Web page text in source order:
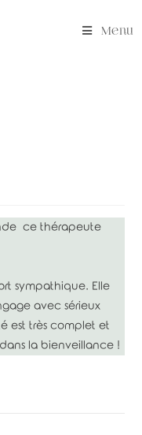
Menu
ce thérapeute
sympathique. Elle
avec sérieux
est très complet et
la bienveillance !